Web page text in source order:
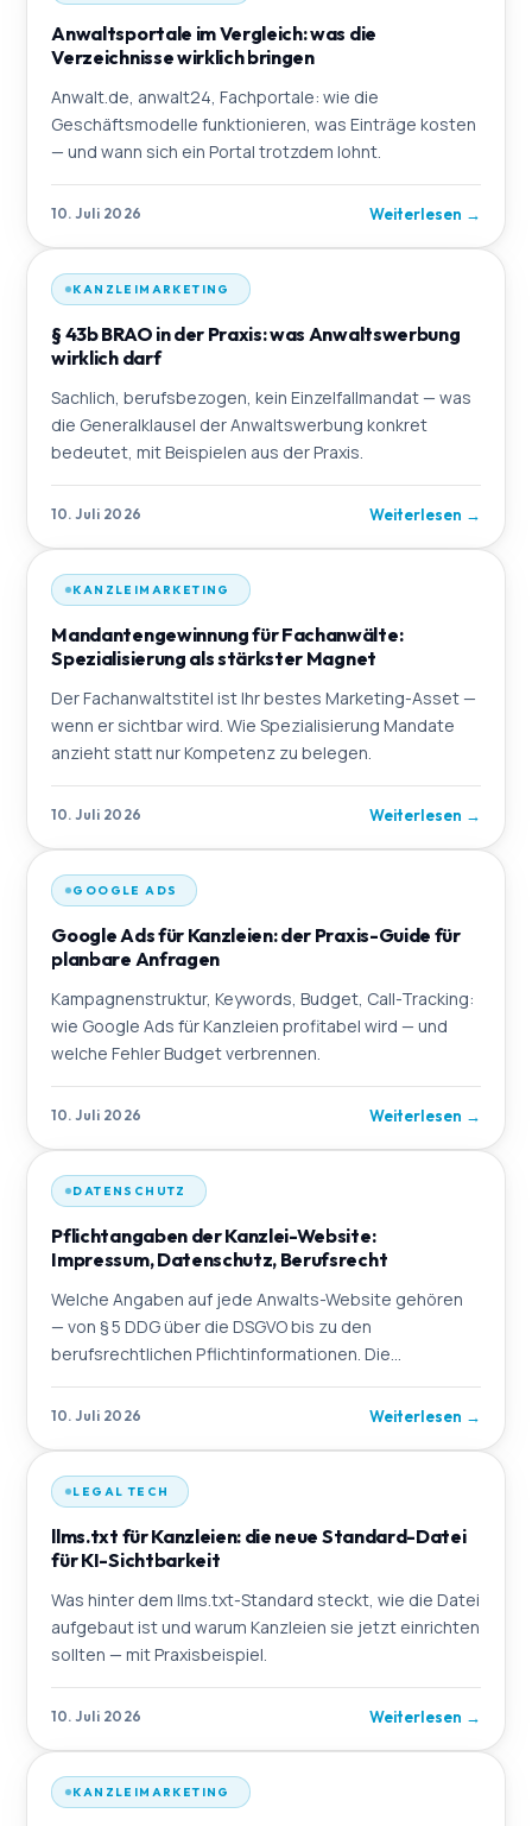
Anwaltsportale im Vergleich: was die
Verzeichnisse wirklich bringen
Anwalt.de, anwalt24, Fachportale: wie die
Geschäftsmodelle funktionieren, was Einträge kosten
— und wann sich ein Portal trotzdem lohnt.
10. Juli 2026 Weiterlesen →
KANZLEIMARKETING
§ 43b BRAO in der Praxis: was Anwaltswerbung
wirklich darf
Sachlich, berufsbezogen, kein Einzelfallmandat — was
die Generalklausel der Anwaltswerbung konkret
bedeutet, mit Beispielen aus der Praxis.
10. Juli 2026 Weiterlesen →
KANZLEIMARKETING
Mandantengewinnung für Fachanwälte:
Spezialisierung als stärkster Magnet
Der Fachanwaltstitel ist Ihr bestes Marketing-Asset —
wenn er sichtbar wird. Wie Spezialisierung Mandate
anzieht statt nur Kompetenz zu belegen.
10. Juli 2026 Weiterlesen →
GOOGLE ADS
Google Ads für Kanzleien: der Praxis-Guide für
planbare Anfragen
Kampagnenstruktur, Keywords, Budget, Call-Tracking:
wie Google Ads für Kanzleien profitabel wird — und
welche Fehler Budget verbrennen.
10. Juli 2026 Weiterlesen →
DATENSCHUTZ
Pflichtangaben der Kanzlei-Website:
Impressum, Datenschutz, Berufsrecht
Welche Angaben auf jede Anwalts-Website gehören
— von § 5 DDG über die DSGVO bis zu den
berufsrechtlichen Pflichtinformationen. Die
10. Juli 2026 Weiterlesen →
LEGAL TECH
llms.txt für Kanzleien: die neue Standard-Datei
für KI-Sichtbarkeit
Was hinter dem llms.txt-Standard steckt, wie die Datei
aufgebaut ist und warum Kanzleien sie jetzt einrichten
sollten — mit Praxisbeispiel.
10. Juli 2026 Weiterlesen →
KANZLEIMARKETING